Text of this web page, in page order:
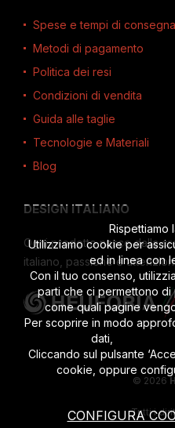
Spese e tempi di consegna
Metodi di pagamento
Politica dei resi
Condizioni di vendita
Guida alle taglie
Tecnologie e Materiali
Blog
DESIGN ITALIANO
Ogni prodotto nasce dalla
italiano, passione e
© 2026
Tutti i
Rispettiamo
Utilizziamo cookie per
ed in linea con
Con il tuo consenso,
parti che ci permettono di
come quali pagine
Per scoprire in modo
dati,
Cliccando sul pulsante
cookie, oppure
CONFIGURA